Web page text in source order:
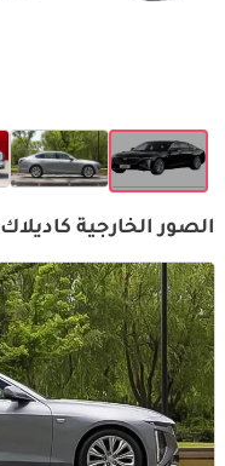
الصور الخارجية كاديلاك CT6